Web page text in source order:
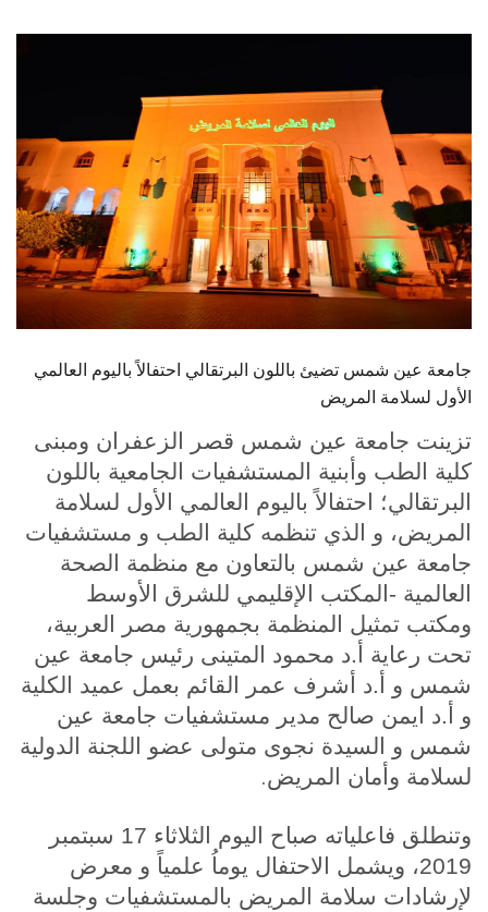
هيئة التدريس
الدراسات العليا
الخريجين
الموظفون
الزائـرون
سجل الان
جامعة عين شمس تضيئ باللون البرتقالي احتفالاً باليوم العالمي
الأول لسلامة المريض
تزينت جامعة عين شمس قصر الزعفران ومبنى
كلية الطب وأبنية المستشفيات الجامعية باللون
البرتقالي؛ احتفالاً باليوم العالمي الأول لسلامة
المريض، و الذي تنظمه كلية الطب و مستشفيات
جامعة عين شمس بالتعاون مع منظمة الصحة
العالمية -المكتب الإقليمي للشرق الأوسط
ومكتب تمثيل المنظمة بجمهورية مصر العربية،
تحت رعاية أ.د محمود المتينى رئيس جامعة عين
شمس و أ.د أشرف عمر القائم بعمل عميد الكلية
و أ.د ايمن صالح مدير مستشفيات جامعة عين
شمس و السيدة نجوى متولى عضو اللجنة الدولية
لسلامة وأمان المريض.
وتنطلق فاعلياته صباح اليوم الثلاثاء 17 سبتمبر
2019، ويشمل الاحتفال يوماُ علمياً و معرض
لإرشادات سلامة المريض بالمستشفيات وجلسة